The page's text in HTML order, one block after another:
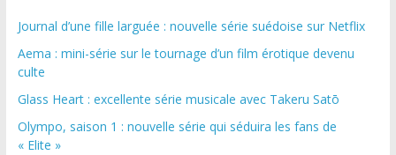
Journal d’une fille larguée : nouvelle série suédoise sur Netflix
Aema : mini-série sur le tournage d’un film érotique devenu
culte
Glass Heart : excellente série musicale avec Takeru Satō
Olympo, saison 1 : nouvelle série qui séduira les fans de
« Elite »